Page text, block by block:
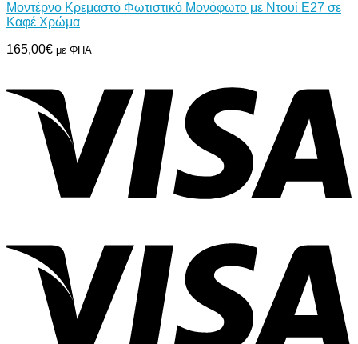
Μοντέρνο Κρεμαστό Φωτιστικό Μονόφωτο με Ντουί E27 σε
Καφέ Χρώμα
165,00€ με ΦΠΑ